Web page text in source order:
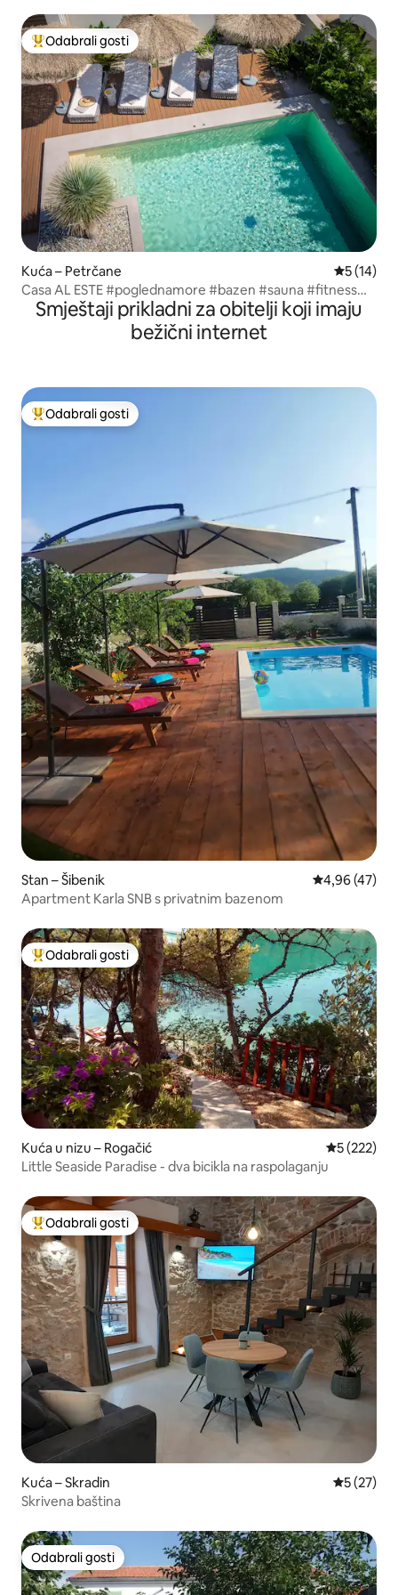
Među najviše rangiranima s oznakom „Odabrali gosti”
Odabrali gosti
Kuća – Petrčane Prosječna
5 (14)
Casa AL ESTE #poglednamore #bazen #sauna #fitness
#joga
Smještaji prikladni za obitelji koji imaju
bežični internet
Među najviše rangiranima s oznakom „Odabrali gosti”
Odabrali gosti
Stan – Šibenik Prosječna
4,96 (47)
Apartment Karla SNB s privatnim bazenom
Među najviše rangiranima s oznakom „Odabrali gosti”
Odabrali gosti
Kuća u nizu – Rogačić Prosječna
5 (222)
Little Seaside Paradise - dva bicikla na raspolaganju
Među najviše rangiranima s oznakom „Odabrali gosti”
Odabrali gosti
Kuća – Skradin Prosječna
5 (27)
Skrivena baština
Odabrali gosti
Odabrali gosti